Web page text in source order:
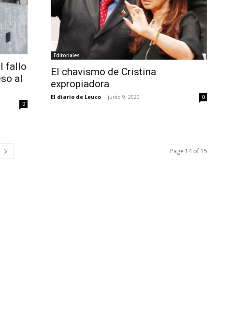
fallo
al
0
Editoriales
El chavismo de Cristina
expropiadora
El diario de Leuco - junio 9, 2020 0
Page 14 of 15